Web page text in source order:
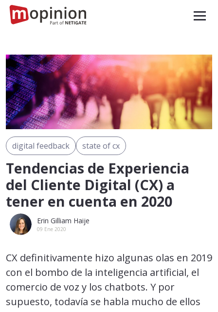
digital feedback state of cx
Tendencias de Experiencia
del Cliente Digital (CX) a
tener en cuenta en 2020
Erin Gilliam Haije
09 Ene 2020
CX definitivamente hizo algunas olas en 2019
con el bombo de la inteligencia artificial, el
comercio de voz y los chatbots. Y por
supuesto, todavía se habla mucho de ellos